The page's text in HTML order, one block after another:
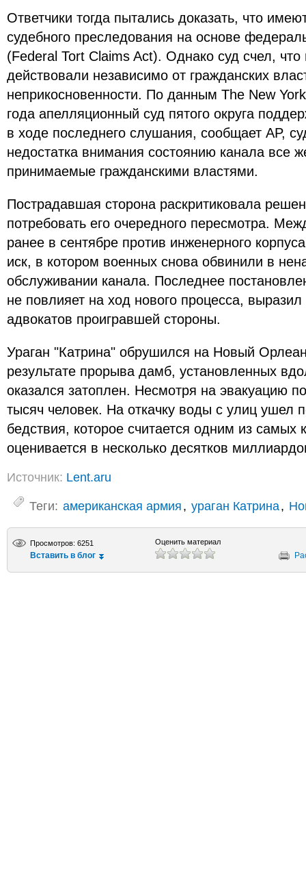
Ответчики тогда пытались доказать, что
судебного преследования на основе
(Federal Tort Claims Act). Однако суд счел,
действовали независимо от гражданских
неприкосновенности. По данным The New
года апелляционный суд пятого округа
в ходе последнего слушания, сообщает AP,
недостатка внимания состоянию канала все
принимаемые гражданскими властями.
Пострадавшая сторона раскритиковала
потребовать его очередного пересмотра.
ранее в сентябре против инженерного
иск, в котором военных снова обвинили в
обслуживании канала. Последнее
не повлияет на ход нового процесса,
адвокатов проигравшей стороны.
Ураган "Катрина" обрушился на Новый
результате прорыва дамб, установленных
оказался затоплен. Несмотря на эвакуацию
тысяч человек. На откачку воды с улиц ушел
бедствия, которое считается одним из
оценивается в несколько десятков
Источник: Lent.aru
Теги: американская армия, ураган Катрина,
Просмотров: 6251
Вставить в блог
Оценить материал